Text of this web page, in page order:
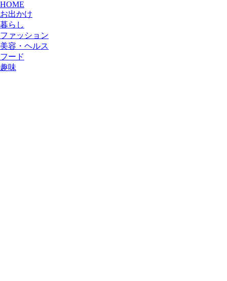
HOME
お出かけ
暮らし
ファッション
美容・ヘルス
フード
趣味